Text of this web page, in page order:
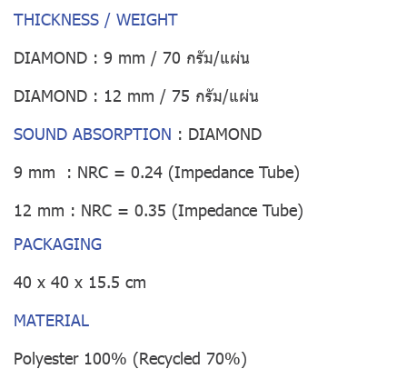
THICKNESS / WEIGHT
DIAMOND : 9 mm / 70 กรัม/แผ่น
DIAMOND : 12 mm / 75 กรัม/แผ่น
SOUND ABSORPTION : DIAMOND
9 mm : NRC = 0.24 (Impedance Tube)
12 mm : NRC = 0.35 (Impedance Tube)
PACKAGING
40 x 40 x 15.5 cm
MATERIAL
Polyester 100% (Recycled 70%)